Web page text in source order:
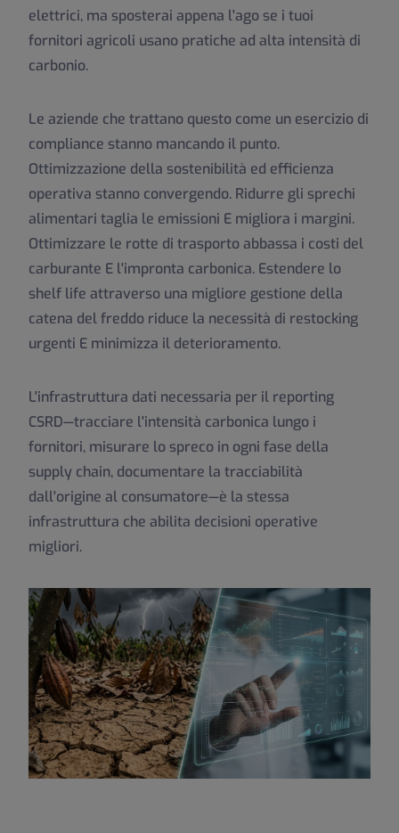
elettrici, ma sposterai appena l'ago se i tuoi
fornitori agricoli usano pratiche ad alta intensità di
carbonio.
Le aziende che trattano questo come un esercizio di
compliance stanno mancando il punto.
Ottimizzazione della sostenibilità ed efficienza
operativa stanno convergendo. Ridurre gli sprechi
alimentari taglia le emissioni E migliora i margini.
Ottimizzare le rotte di trasporto abbassa i costi del
carburante E l'impronta carbonica. Estendere lo
shelf life attraverso una migliore gestione della
catena del freddo riduce la necessità di restocking
urgenti E minimizza il deterioramento.
L'infrastruttura dati necessaria per il reporting
CSRD—tracciare l'intensità carbonica lungo i
fornitori, misurare lo spreco in ogni fase della
supply chain, documentare la tracciabilità
dall'origine al consumatore—è la stessa
infrastruttura che abilita decisioni operative
migliori.